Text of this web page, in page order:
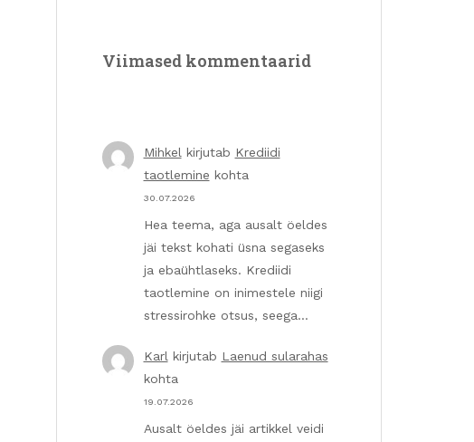
Viimased kommentaarid
Mihkel kirjutab Krediidi
taotlemine kohta
30.07.2026
Hea teema, aga ausalt öeldes
jäi tekst kohati üsna segaseks
ja ebaühtlaseks. Krediidi
taotlemine on inimestele niigi
stressirohke otsus, seega…
Karl kirjutab Laenud sularahas
kohta
19.07.2026
Ausalt öeldes jäi artikkel veidi